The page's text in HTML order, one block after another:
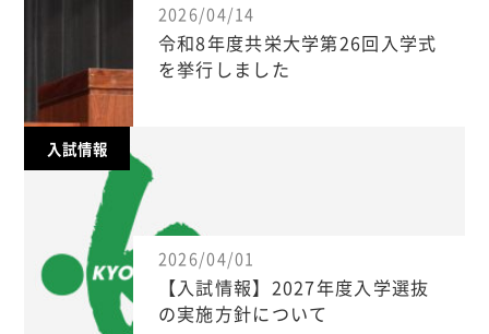
2026/04/14
令和8年度共栄大学第26回入学式
を挙行しました
入試情報
2026/04/01
【入試情報】2027年度入学選抜
の実施方針について